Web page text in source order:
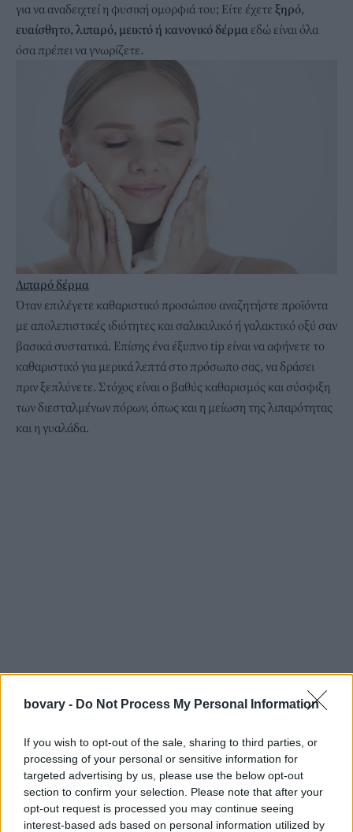
bovary - Do Not Process My Personal Information
If you wish to opt-out of the sale, sharing to third parties, or
processing of your personal or sensitive information for
targeted advertising by us, please use the below opt-out
section to confirm your selection. Please note that after your
opt-out request is processed you may continue seeing
interest-based ads based on personal information utilized by
για να αναδειχτεί η φυσική ομορφιά του; Είτε έχετε ξηρό,
ευαίσθητο, λιπαρό, μεικτό ή κανονικό δέρμα εδώ είναι όλα
όσα πρέπει να γνωρίζετε.
Λιπαρό δέρμα
Όταν επιλέγετε καθαριστικό προσώπου αναζητήστε προϊόντα
με απολεπιστικές ιδιότητες και σαλικυλικό ή γαλακτικό οξύ σαν
βασικά συστατικά. Επίσης ένα έξυπνο tip είναι να αφήνετε το
καθαριστικό για μερικά λεπτά στο πρόσωπο σας, να δράσει
πριν ξεπλύνετε. Στόχος είναι ο βαθύς καθαρισμός και σύσφιξη
των διεσταλμένων πόρων, όπως και η μείωση της λιπαρότητας
και η γυαλάδα.
Ευαίσθητο δέρμα
Όσες έχουν ευαίσθητη επιδερμίδα υποφέρουν από ερεθισμούς,
κοκκινίλες και είναι επιρρεπείς στις φλεγμονές του δέρματος.
Επιλέξτε φυσικά προϊόντα που δεν απομακρύνουν τα φυσικά